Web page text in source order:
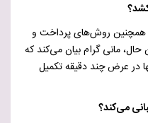
و همچنین روش‌های پرداخت و
مانی گرام بیان می‌کند که
در عرض چند دقیقه تکمیل
می‌کند؟